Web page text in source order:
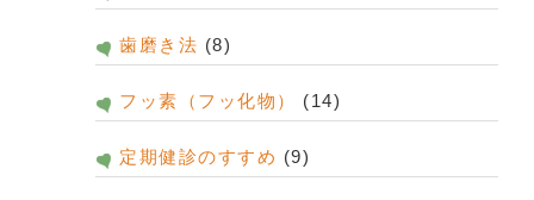
歯磨き法 (8)
フッ素（フッ化物） (14)
定期健診のすすめ (9)